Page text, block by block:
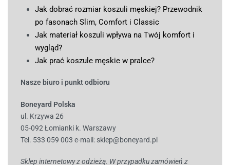
Jak dobrać rozmiar koszuli męskiej? Przewodnik
po fasonach Slim, Comfort i Classic
Jak materiał koszuli wpływa na Twój komfort i
wygląd?
Jak prać koszule męskie w pralce?
Nasze biuro i punkt odbioru
Boneyard Polska
ul. Krzywa 26
05-092 Łomianki k. Warszawy
Tel. 533 059 003 e-mail: sklep@boneyard.pl
Sklep internetowy z odzieżą. W przypadku zamówień z